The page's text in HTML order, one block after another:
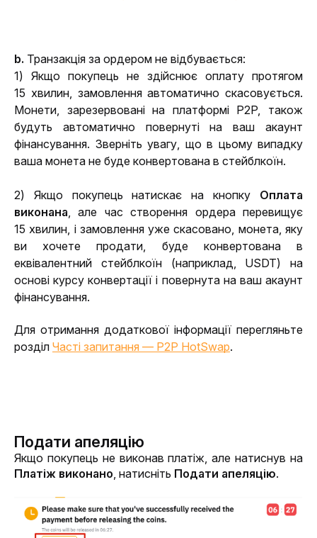
b. Транзакція за ордером не відбувається:
1) Якщо покупець не здійснює оплату протягом
15 хвилин, замовлення автоматично скасовується.
Монети, зарезервовані на платформі P2P, також
будуть автоматично повернуті на ваш акаунт
фінансування. Зверніть увагу, що в цьому випадку
ваша монета не буде конвертована в стейблкоїн.
2) Якщо покупець натискає на кнопку Оплата
виконана, але час створення ордера перевищує
15 хвилин, і замовлення уже скасовано, монета, яку
ви хочете продати, буде конвертована в
еквівалентний стейблкоїн (наприклад, USDT) на
основі курсу конвертації і повернута на ваш акаунт
фінансування.
Для отримання додаткової інформації перегляньте
розділ Часті запитання — P2P HotSwap.
Подати апеляцію
Платіж виконано, натисніть Подати апеляцію.